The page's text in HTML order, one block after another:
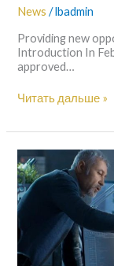
News / lbadmin
Providing new
Introduction In
approved…
Читать дальше »
Кипрские
инновации
и
стартапы